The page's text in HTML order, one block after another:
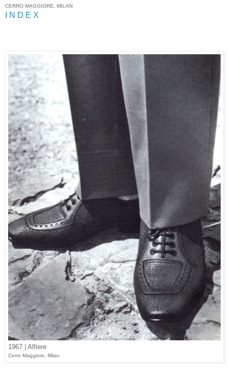
CERRO MAGGIORE, MILAN
I N D E X
1967 | Alfiere
Cerro Maggiore, Milan